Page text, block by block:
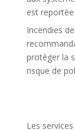
est
Incendies
protéger la
risque de
Les